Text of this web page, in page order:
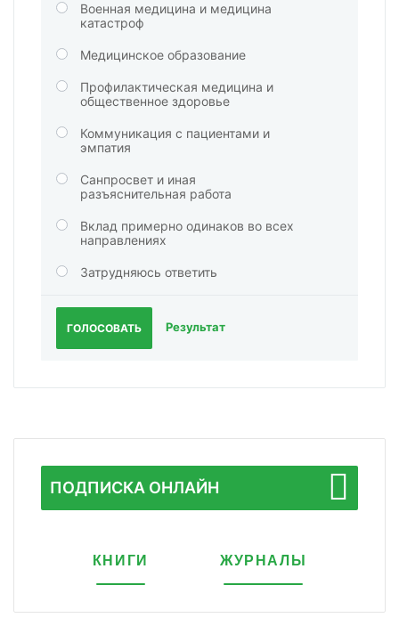
Военная медицина и медицина
катастроф
Медицинское образование
Профилактическая медицина и
общественное здоровье
Коммуникация с пациентами и
эмпатия
Санпросвет и иная
разъяснительная работа
Вклад примерно одинаков во всех
направлениях
Затрудняюсь ответить
ГОЛОСОВАТЬ Результат
ПОДПИСКА ОНЛАЙН
КНИГИ ЖУРНАЛЫ